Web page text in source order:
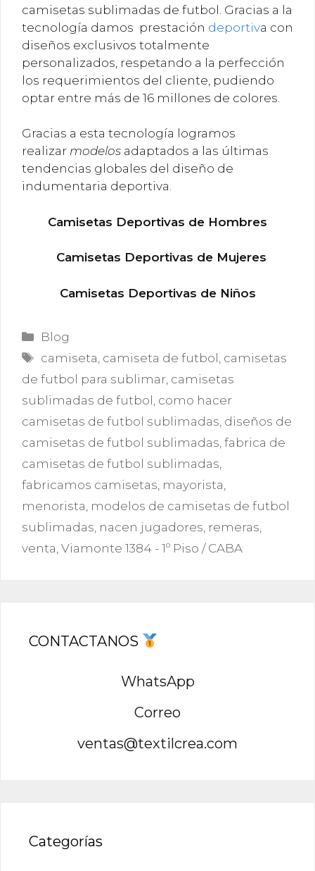
camisetas sublimadas de futbol. Gracias a la
tecnología damos prestación deportiva con
diseños exclusivos totalmente
personalizados, respetando a la perfección
los requerimientos del cliente, pudiendo
optar entre más de 16 millones de colores.
Gracias a esta tecnología logramos
realizar modelos adaptados a las últimas
tendencias globales del diseño de
indumentaria deportiva.
Camisetas Deportivas de Hombres
Camisetas Deportivas de Mujeres
Camisetas Deportivas de Niños
Categorías
Blog
Etiquetas
camiseta camiseta de futbol camisetas
de futbol para sublimar camisetas
sublimadas de futbol como hacer
camisetas de futbol sublimadas diseños de
camisetas de futbol sublimadas fabrica de
camisetas de futbol sublimadas
fabricamos camisetas mayorista
menorista modelos de camisetas de futbol
sublimadas nacen jugadores remeras
venta Viamonte 1384 - 1º Piso / CABA
CONTACTANOS
WhatsApp
Correo
ventas@textilcrea.com
Categorías